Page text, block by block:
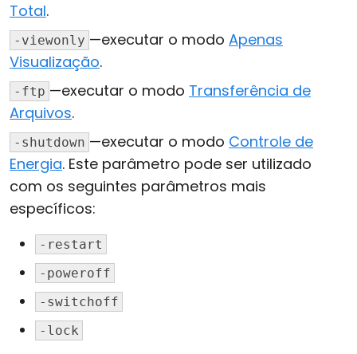
Total.
-viewonly —executar o modo Apenas
Visualização.
-ftp —executar o modo Transferência de
Arquivos.
-shutdown —executar o modo Controle de
Energia. Este parâmetro pode ser utilizado
com os seguintes parâmetros mais
específicos:
-restart
-poweroff
-switchoff
-lock